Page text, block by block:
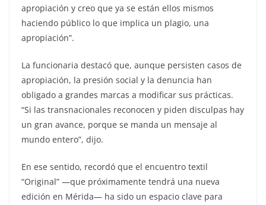
apropiación y creo que ya se están ellos mismos
haciendo público lo que implica un plagio, una
apropiación”.
La funcionaria destacó que, aunque persisten casos de
apropiación, la presión social y la denuncia han
obligado a grandes marcas a modificar sus prácticas.
“Si las transnacionales reconocen y piden disculpas hay
un gran avance, porque se manda un mensaje al
mundo entero”, dijo.
En ese sentido, recordó que el encuentro textil
“Original” —que próximamente tendrá una nueva
edición en Mérida— ha sido un espacio clave para